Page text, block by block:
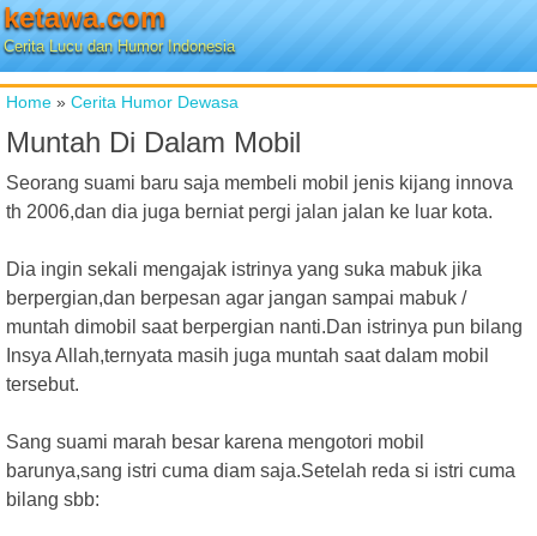
ketawa.com
Cerita Lucu dan Humor Indonesia
Home » Cerita Humor Dewasa
Muntah Di Dalam Mobil
Seorang suami baru saja membeli mobil jenis kijang innova
th 2006,dan dia juga berniat pergi jalan jalan ke luar kota.
Dia ingin sekali mengajak istrinya yang suka mabuk jika
berpergian,dan berpesan agar jangan sampai mabuk /
muntah dimobil saat berpergian nanti.Dan istrinya pun bilang
Insya Allah,ternyata masih juga muntah saat dalam mobil
tersebut.
Sang suami marah besar karena mengotori mobil
barunya,sang istri cuma diam saja.Setelah reda si istri cuma
bilang sbb: